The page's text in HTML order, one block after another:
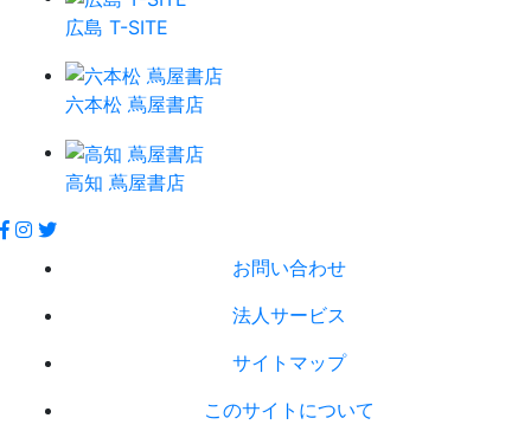
広島 T-SITE
六本松 蔦屋書店
高知 蔦屋書店
お問い合わせ
法人サービス
サイトマップ
このサイトについて